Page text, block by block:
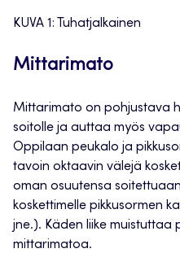
KUVA 1: Tuhatjalkainen
Mittarimato
Mittarimato on pohjustava
soitolle ja auttaa myös
Oppilaan peukalo ja
tavoin oktaavin välejä
oman osuutensa
koskettimelle pikkusormen
jne.). Käden liike muistuttaa
mittarimatoa.